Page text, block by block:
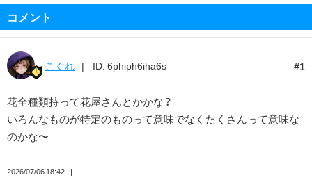
コメント
1
こぐれ ID: 6phiph6iha6s
花全種類持って花屋さんとかかな？
いろんなものが特定のものって意味でなくたくさんって意味な
のかな〜
2026/07/06 18:42